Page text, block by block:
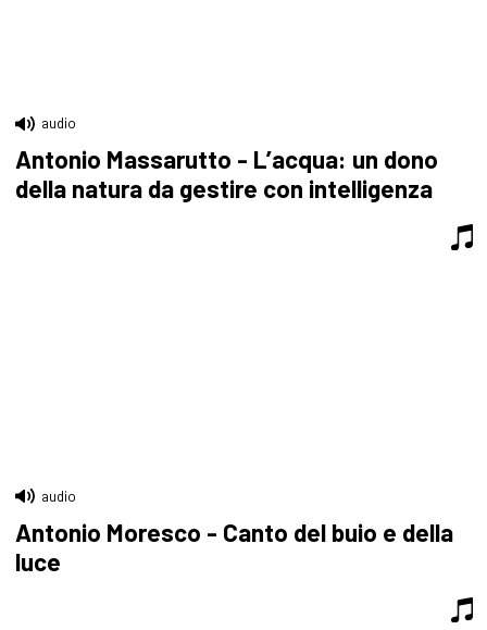
audio
Antonio Massarutto - L’acqua: un dono
della natura da gestire con intelligenza
audio
Antonio Moresco - Canto del buio e della
luce